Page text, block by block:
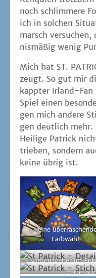
trie­ben, son­dern
kei­ne übrig ist.
kei­ne
Farbwahl
Namens­ge­ber im
...ger­ne
St. Patrick|
Alex­an­der | 20 bis
nen |
Hin­weis:für die
Ver­la­gen
gestellt